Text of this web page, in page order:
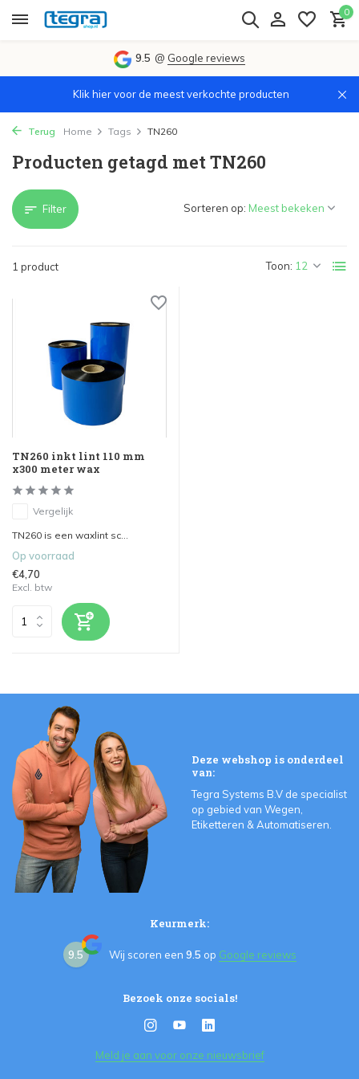
0
9.5 @ Google reviews
Klik hier voor de meest verkochte producten
Terug Home Tags TN260
Producten getagd met TN260
Filter
1 product Toon:
Sorteren op:
TN260 inkt lint 110 mm
x300 meter wax
Vergelijk
TN260 is een waxlint sc...
Op voorraad
€4,70
Excl. btw
Deze webshop is onderdeel
van:
Tegra Systems B.V de specialist
op gebied van Wegen,
Etiketteren & Automatiseren.
Keurmerk:
9.5 Wij scoren een 9.5 op Google reviews
Bezoek onze socials!
Meld je aan voor onze nieuwsbrief